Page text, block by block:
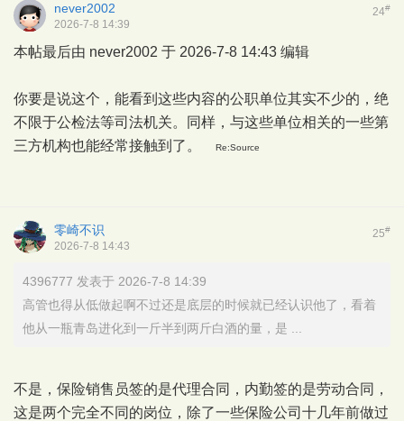
24#
never2002
2026-7-8 14:39
本帖最后由 never2002 于 2026-7-8 14:43 编辑
你要是说这个，能看到这些内容的公职单位其实不少的，绝
不限于公检法等司法机关。同样，与这些单位相关的一些第
三方机构也能经常接触到了。
Re:Source
25#
零崎不识
2026-7-8 14:43
4396777 发表于 2026-7-8 14:39
高管也得从低做起啊不过还是底层的时候就已经认识他了，看着
他从一瓶青岛进化到一斤半到两斤白酒的量，是 ...
不是，保险销售员签的是代理合同，内勤签的是劳动合同，
这是两个完全不同的岗位，除了一些保险公司十几年前做过